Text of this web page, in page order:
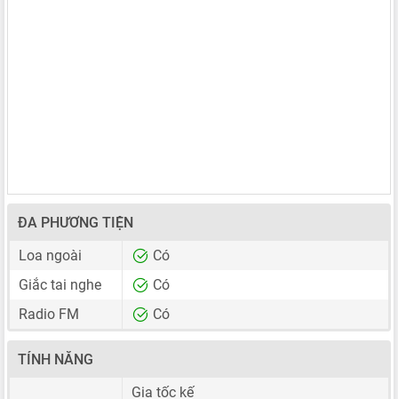
ĐA PHƯƠNG TIỆN
Loa ngoài
Có
Giắc tai nghe
Có
Radio FM
Có
TÍNH NĂNG
Gia tốc kế